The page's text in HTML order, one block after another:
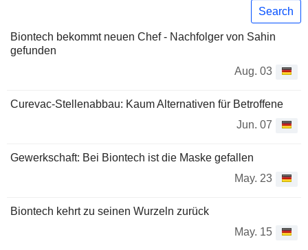
Search
Biontech bekommt neuen Chef - Nachfolger von Sahin
gefunden
Aug. 03
Curevac-Stellenabbau: Kaum Alternativen für Betroffene
Jun. 07
Gewerkschaft: Bei Biontech ist die Maske gefallen
May. 23
Biontech kehrt zu seinen Wurzeln zurück
May. 15